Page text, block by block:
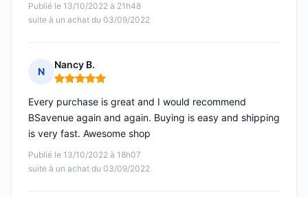
Publié le 13/10/2022 à 21h48
suite à un achat du 03/09/2022
N
Nancy B.
Note : 5 sur 5
Publié le 13/10/2022 à 18h07
suite à un achat du 03/09/2022
Every purchase is great and I would recommend
BSavenue again and again. Buying is easy and shipping
is very fast. Awesome shop